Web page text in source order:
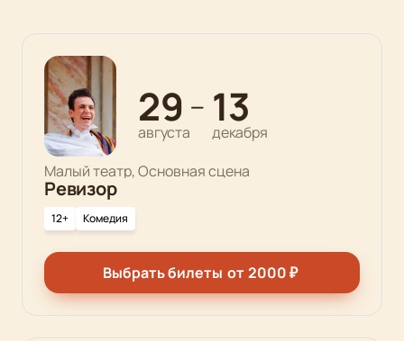
29
августа
— 13
декабря
Малый театр, Основная сцена
Ревизор
12+ Комедия
Выбрать билеты от 2000₽